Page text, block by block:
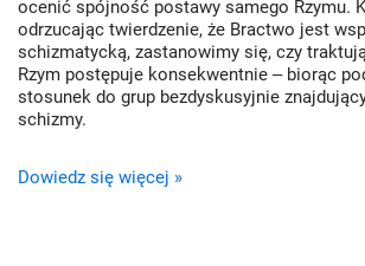
ocenić spójność postawy samego Rzymu.
odrzucając twierdzenie, że Bractwo jest
schizmatycką, zastanowimy się, czy
Rzym postępuje konsekwentnie ‒ biorąc
stosunek do grup bezdyskusyjnie
schizmy.
Dowiedz się więcej »